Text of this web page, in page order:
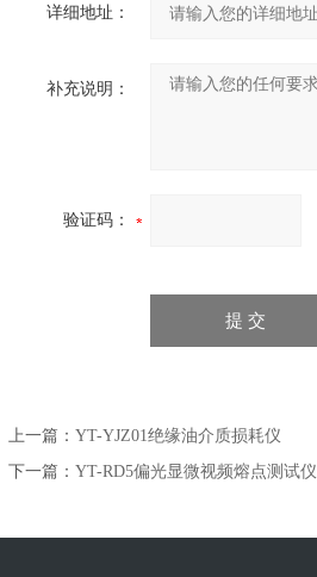
详细地址：
补充说明：
验证码：
上一篇： YT-YJZ01绝缘油介质损耗仪
下一篇： YT-RD5偏光显微视频熔点测试仪